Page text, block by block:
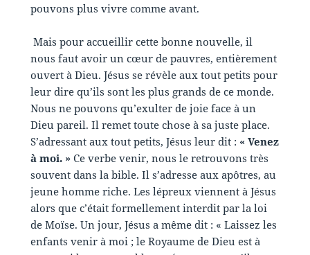
pouvons plus vivre comme avant.
Mais pour accueillir cette bonne nouvelle, il
nous faut avoir un cœur de pauvres, entièrement
ouvert à Dieu. Jésus se révèle aux tout petits pour
leur dire qu’ils sont les plus grands de ce monde.
Nous ne pouvons qu’exulter de joie face à un
Dieu pareil. Il remet toute chose à sa juste place.
S’adressant aux tout petits, Jésus leur dit : « Venez
à moi. » Ce verbe venir, nous le retrouvons très
souvent dans la bible. Il s’adresse aux apôtres, au
jeune homme riche. Les lépreux viennent à Jésus
alors que c’était formellement interdit par la loi
de Moïse. Un jour, Jésus a même dit : « Laissez les
enfants venir à moi ; le Royaume de Dieu est à